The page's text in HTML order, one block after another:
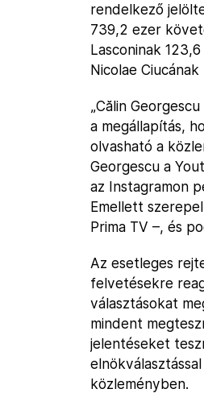
rendelkező
739,2 ezer
Lasconinak
Nicolae
„Călin
a megállapítás,
olvasható a
Georgescu a
az Instagramon
Emellett
Prima TV –, és
Az esetleges
felvetésekre
választásokat
mindent
jelentéseket
közleményben.